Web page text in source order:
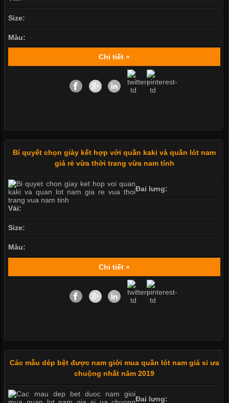
Size:
Màu:
Chi tiết »
Bí quyết chọn giày kết hợp với quần kaki và quần lót nam
giá rẻ vừa thời trang vừa nam tính
Đai lưng:
Vải:
Size:
Màu:
Chi tiết »
Các mẫu dép bệt được nam giới mua quần lót nam giá sỉ ưa
chuộng nhất năm 2019
Đai lưng: